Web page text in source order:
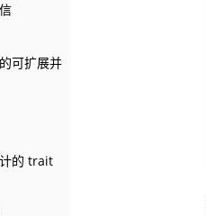
可扩展并
的 trait